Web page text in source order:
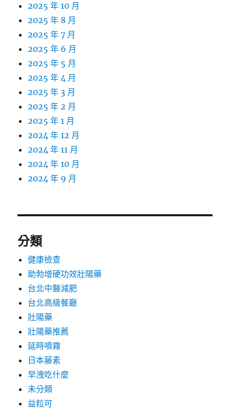
2025 年 10 月
2025 年 8 月
2025 年 7 月
2025 年 6 月
2025 年 5 月
2025 年 4 月
2025 年 3 月
2025 年 2 月
2025 年 1 月
2024 年 12 月
2024 年 11 月
2024 年 10 月
2024 年 9 月
分類
健康檢查
助勃增硬功效壯陽藥
台北中醫減肥
台北高級餐廳
壯陽藥
壯陽藥推薦
延時噴霧
日本藤素
早洩吃什麼
未分類
益粒可